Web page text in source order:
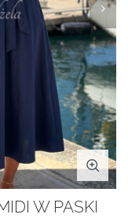
W PASKI